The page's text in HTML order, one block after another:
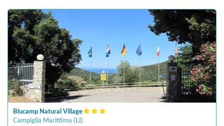
Blucamp Natural Village
Campiglia Marittima ( LI )